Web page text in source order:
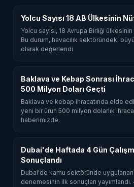
Yolcu Sayısı 18 AB Ülkesinin
Yolcu sayısı, 18 Avrupa Birliği
Bu durum, havacılık sektöründeki
olarak değerlendi
Baklava ve Kebap Sonrası
500 Milyon Doları Geçti
Baklava ve kebap ihracatında elde
yeni bir ürün 500 milyon dolarlık
haberimizde.
Dubai'de Haftada 4 Gün
Sonuçlandı
Dubai'de kamu sektöründe uygulanan
denemesinin ilk sonuçları